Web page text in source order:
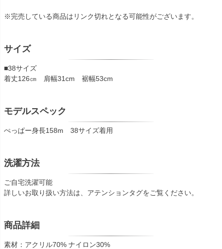
※完売している商品はリンク切れとなる可能性がございます。
サイズ
■38サイズ
着丈126㎝ 肩幅31cm 裾幅53cm
モデルスペック
ぺっぱー身長158m 38サイズ着用
洗濯方法
ご自宅洗濯可能
詳しいお取り扱い方法は、アテンションタグをご覧ください。
商品詳細
素材：アクリル70% ナイロン30%